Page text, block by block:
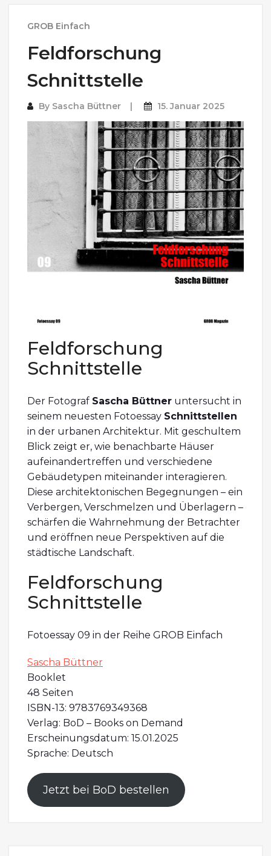
GROB Einfach
Feldforschung
Schnittstelle
By Sascha Büttner 15. Januar 2025
Feldforschung
Schnittstelle
Der Fotograf Sascha Büttner untersucht in
seinem neuesten Fotoessay Schnittstellen
in der urbanen Architektur. Mit geschultem
Blick zeigt er, wie benachbarte Häuser
aufeinandertreffen und verschiedene
Gebäudetypen miteinander interagieren.
Diese architektonischen Begegnungen – ein
Verbergen, Verschmelzen und Überlagern –
schärfen die Wahrnehmung der Betrachter
und eröffnen neue Perspektiven auf die
städtische Landschaft.
Feldforschung
Schnittstelle
Fotoessay 09 in der Reihe GROB Einfach
Sascha Büttner
Booklet
48 Seiten
ISBN-13: 9783769349368
Verlag: BoD – Books on Demand
Erscheinungsdatum: 15.01.2025
Sprache: Deutsch
Jetzt bei BoD bestellen